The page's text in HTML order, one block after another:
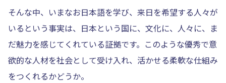
そんな中、いまなお日本語を学び、来日を希望する人々が
いるという事実は、日本という国に、文化に、人々に、ま
だ魅力を感じてくれている証拠です。このような優秀で意
欲的な人材を社会として受け入れ、活かせる柔軟な仕組み
をつくれるかどうか。